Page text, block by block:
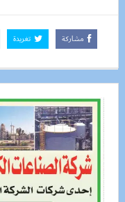
مشاركة تغريدة